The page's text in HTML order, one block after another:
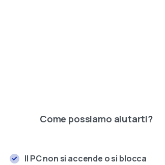
Come possiamo aiutarti?
Il PC non si accende o si blocca